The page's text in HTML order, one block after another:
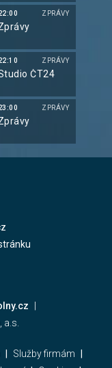
ZPRÁVY
ZPRÁVY
ČT24
ZPRÁVY
Služby firmám